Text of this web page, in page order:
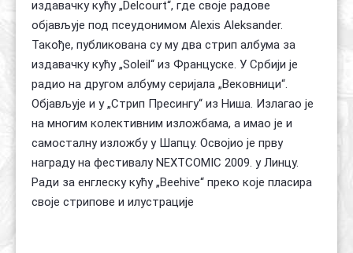
издавачку кућу „Delcourt“, где своје радове
објављује под псеудонимом Alexis Aleksander.
Такође, публикована су му два стрип албума за
издавачку кућу „Soleil“ из Француске. У Србији је
радио на другом албуму серијала „Вековници“.
Објављује и у „Стрип Пресингу“ из Ниша. Излагао је
на многим колективним изложбама, а имао је и
самосталну изложбу у Шапцу. Освојио је прву
награду на фестивалу NEXTCOMIC 2009. у Линцу.
Ради за енглеску кућу „Beehive“ преко које пласира
своје стрипове и илустрације